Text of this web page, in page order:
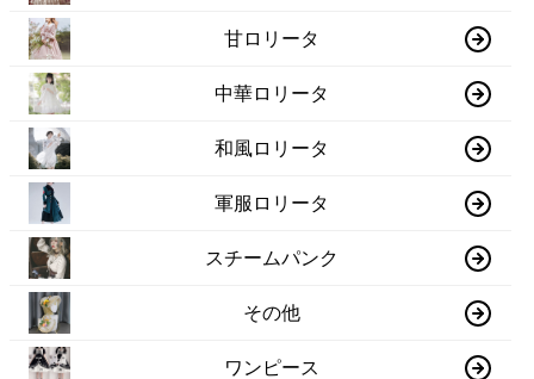
甘ロリータ
中華ロリータ
和風ロリータ
軍服ロリータ
スチームパンク
その他
ワンピース